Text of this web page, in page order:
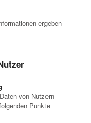
ergeben
von Nutzern
Punkte